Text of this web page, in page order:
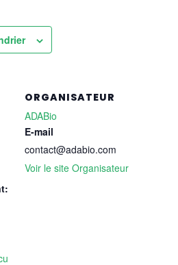
ORGANISATEUR
ADABio
E-mail
contact@adabio.com
Voir le site Organisateur